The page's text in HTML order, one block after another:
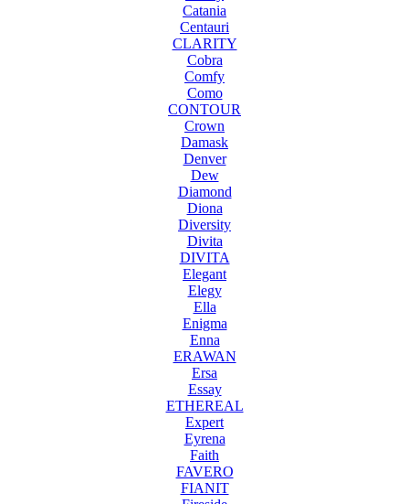
Catania
Centauri
CLARITY
Cobra
Comfy
Como
CONTOUR
Crown
Damask
Denver
Dew
Diamond
Diona
Diversity
Divita
DIVITA
Elegant
Elegy
Ella
Enigma
Enna
ERAWAN
Ersa
Essay
ETHEREAL
Expert
Eyrena
Faith
FAVERO
FIANIT